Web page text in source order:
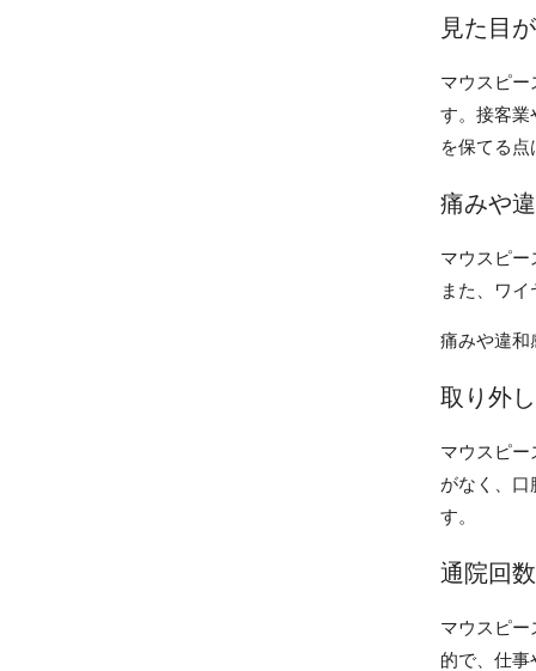
見た目
マウスピ
す。接客業
を保てる
痛みや
マウスピ
また、ワ
痛みや違和
取り外
マウスピ
がなく、
す。
通院回
マウスピ
的で、仕